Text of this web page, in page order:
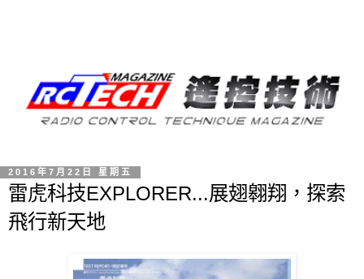
2016年7月22日 星期五
雷虎科技EXPLORER...展翅翱翔，探索
飛行新天地